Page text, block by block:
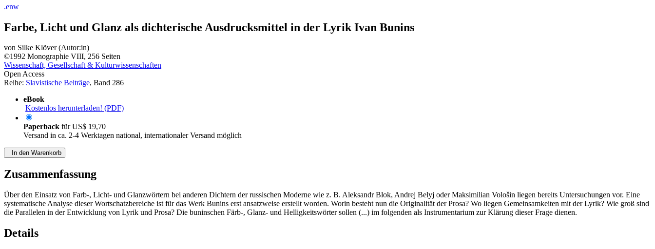
.enw
Farbe, Licht und Glanz als dichterische Ausdrucksmittel in der Lyrik Ivan Bunins
von Silke Klöver (Autor:in)
©1992 Monographie VIII, 256 Seiten
Wissenschaft, Gesellschaft & Kulturwissenschaften
Open Access
Reihe: Slavistische Beiträge, Band 286
eBook
Kostenlos herunterladen! (PDF)
Paperback fürUS$ 19,70
Versand in ca. 2-4 Werktagen national, internationaler Versand möglich
In den Warenkorb
Zusammenfassung
Über den Einsatz von Farb-, Licht- und Glanzwörtern bei anderen Dichtern der russischen Moderne wie z. B. Aleksandr Blok, Andrej Belyj oder Maksimilian Vološin liegen bereits Untersuchungen vor. Eine
systematische Analyse dieser Wortschatzbereiche ist für das Werk Bunins erst ansatzweise erstellt worden. Worin besteht nun die Originalität der Prosa? Wo liegen Gemeinsamkeiten mit der Lyrik? Wie groß sind
die Parallelen in der Entwicklung von Lyrik und Prosa? Die buninschen Färb-, Glanz- und Helligkeitswörter sollen (...) im folgenden als Instrumentarium zur Klärung dieser Frage dienen.
Details